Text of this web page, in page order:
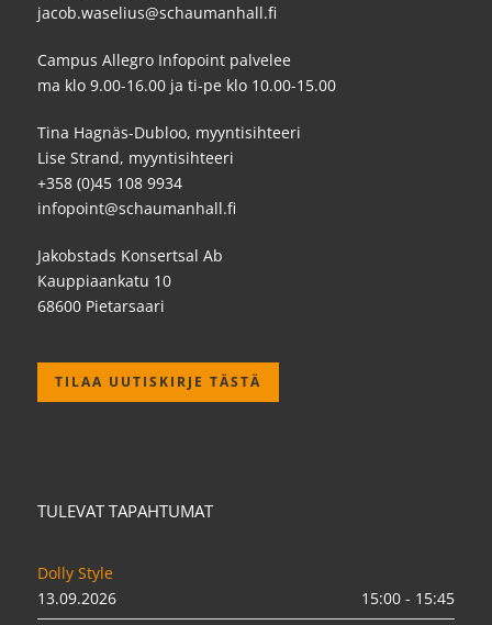
jacob.waselius@schaumanhall.fi
Campus Allegro Infopoint palvelee
ma klo 9.00-16.00 ja ti-pe klo 10.00-15.00
Tina Hagnäs-Dubloo, myyntisihteeri
Lise Strand, myyntisihteeri
+358 (0)45 108 9934
infopoint@schaumanhall.fi
Jakobstads Konsertsal Ab
Kauppiaankatu 10
68600 Pietarsaari
TILAA UUTISKIRJE TÄSTÄ
TULEVAT TAPAHTUMAT
Dolly Style
13.09.2026
15:00 - 15:45